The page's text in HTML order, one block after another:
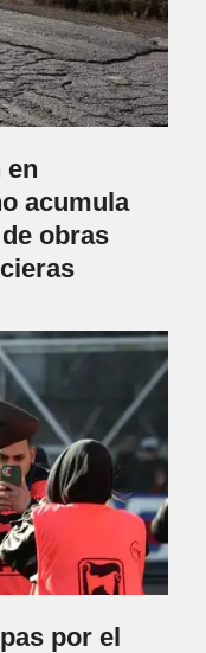
en
acumula
obras
por el